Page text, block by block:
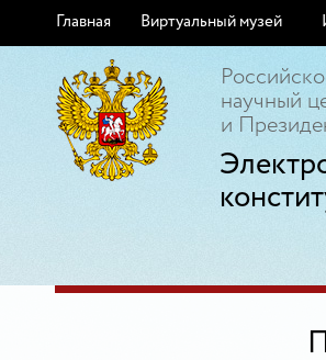
Главная Виртуальный музей
научный
и